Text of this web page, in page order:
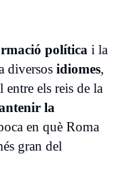
política i la
diversos idiomes,
entre els reis de la
la
en què Roma
gran del